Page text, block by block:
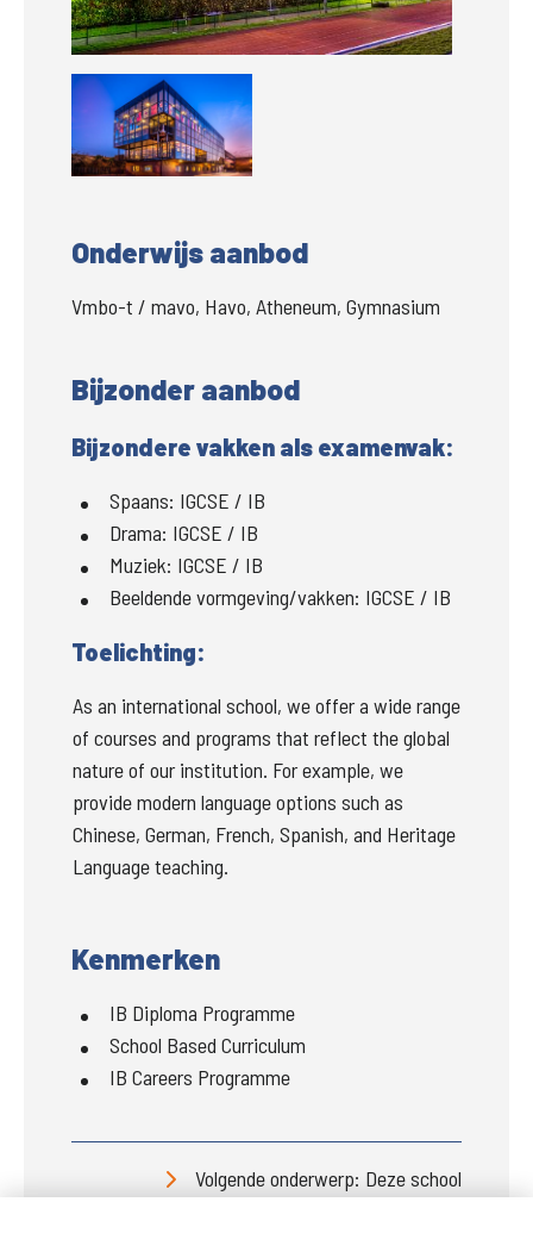
Groter
Onderwijs aanbod
Vmbo-t / mavo, Havo, Atheneum, Gymnasium
Bijzonder aanbod
Bijzondere vakken als examenvak:
Spaans: IGCSE / IB
Drama: IGCSE / IB
Muziek: IGCSE / IB
Beeldende vormgeving/vakken: IGCSE / IB
Toelichting:
As an international school, we offer a wide range
of courses and programs that reflect the global
nature of our institution. For example, we
provide modern language options such as
Chinese, German, French, Spanish, and Heritage
Language teaching.
Kenmerken
IB Diploma Programme
School Based Curriculum
IB Careers Programme
Volgende onderwerp: Deze school